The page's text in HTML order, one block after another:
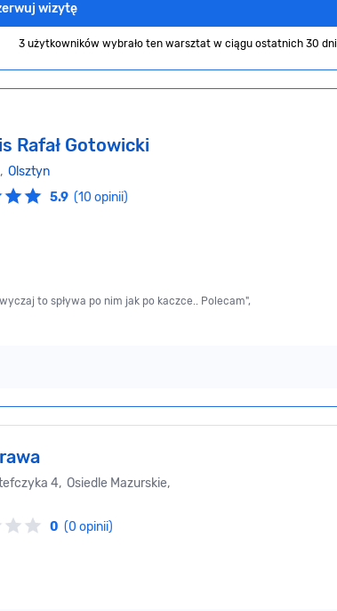
wizytę
3 użytkowników wybrało ten warsztat w ciągu ostatnich 30 dni
Rafał Gotowicki
Olsztyn
5.9 (10 opinii)
to spływa po nim jak po kaczce.. Polecam",
4, Osiedle Mazurskie,
0 (0 opinii)